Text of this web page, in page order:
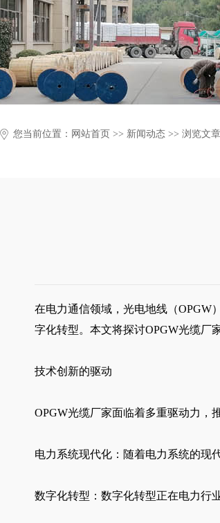
您当前位置： 网站首页 >> 新闻动态 >> 浏览文章
在电力通信领域，光电地线（OPGW
字化转型。本文将探讨OPGW光缆厂
技术创新的驱动
OPGW光缆厂家面临着多重驱动力，
电力系统现代化：随着电力系统的现
数字化转型：数字化转型正在电力行